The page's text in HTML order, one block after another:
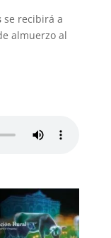
se recibirá a
almuerzo al